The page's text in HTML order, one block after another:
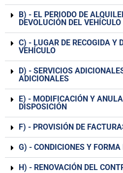
В) - EL PERIODO DE
DEVOLUCIÓN DEL VEHÍCULO
С) - LUGAR DE RECOGIDA Y
VEHÍCULO
D) - SERVICIOS
ADICIONALES
Е) - MODIFICACIÓN Y
DISPOSICIÓN
F) - PROVISIÓN DE
G) - CONDICIONES Y FORMA
H) - RENOVACIÓN DEL